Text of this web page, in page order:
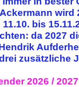
wird
bis
da 2027
zusätzliche
2026 /